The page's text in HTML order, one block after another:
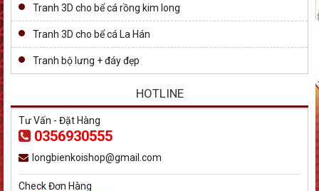
Tranh 3D cho bể cá rồng kim long
Tranh 3D cho bể cá La Hán
Tranh bộ lưng + đáy đẹp
HOTLINE
Tư Vấn - Đặt Hàng
0356930555
longbienkoishop@gmail.com
Check Đơn Hàng